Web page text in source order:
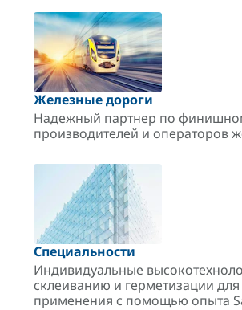
Железные дороги
Надежный партнер по
производителей и операторов
Специальности
Индивидуальные
склеиванию и герметизации
применения с помощью опыта